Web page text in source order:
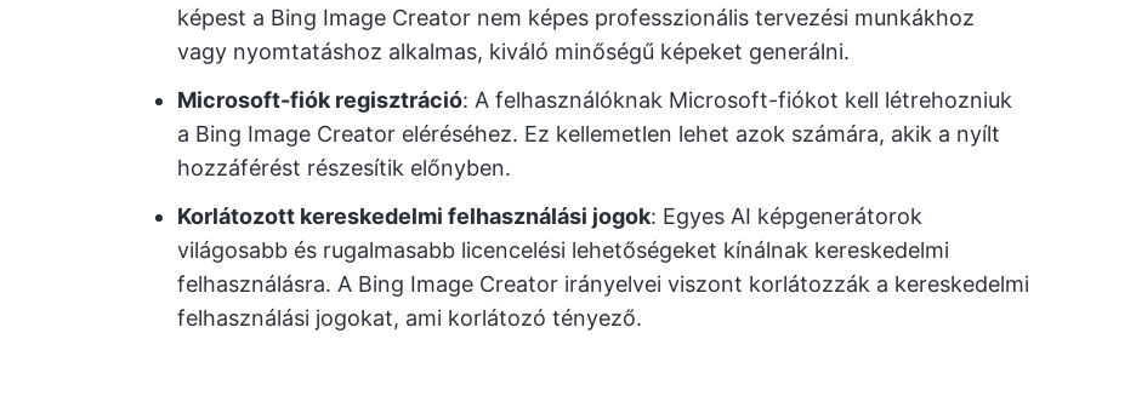
képest a Bing Image Creator nem képes professzionális tervezési munkákhoz
vagy nyomtatáshoz alkalmas, kiváló minőségű képeket generálni.
Microsoft-fiók regisztráció: A felhasználóknak Microsoft-fiókot kell létrehozniuk
a Bing Image Creator eléréséhez. Ez kellemetlen lehet azok számára, akik a nyílt
hozzáférést részesítik előnyben.
Korlátozott kereskedelmi felhasználási jogok: Egyes AI képgenerátorok
világosabb és rugalmasabb licencelési lehetőségeket kínálnak kereskedelmi
felhasználásra. A Bing Image Creator irányelvei viszont korlátozzák a kereskedelmi
felhasználási jogokat, ami korlátozó tényező.